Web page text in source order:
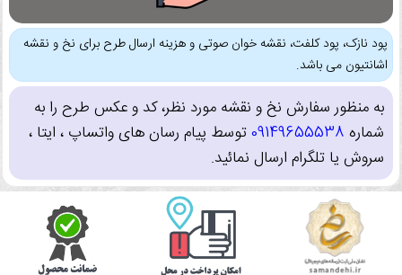
پود نازک، پود کلفت، نقشه خوان صوتی و هزینه ارسال طرح برای نخ و نقشه
اشانتیون می باشد.
به منظور سفارش نخ و نقشه مورد نظر، کد و عکس طرح را به
شماره 09149655538توسط پیام رسان های واتساپ ، ایتا ،
سروش یا تلگرام ارسال نمائید.